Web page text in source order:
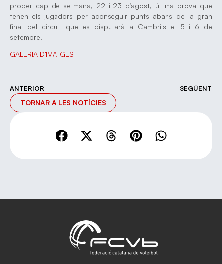
proper cap de setmana, 22 i 23 d’agost, última prova que
tenen els jugadors per aconseguir punts abans de la gran
final del circuit que es disputarà a Cambrils el 5 i 6 de
setembre.
GALERIA D’IMATGES
ANTERIOR SEGÜENT
TORNAR A LES NOTÍCIES